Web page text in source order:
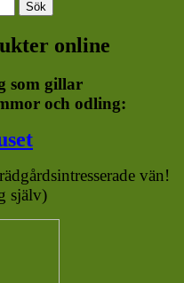
Sök
online
som gillar
och odling:
vän!
själv)